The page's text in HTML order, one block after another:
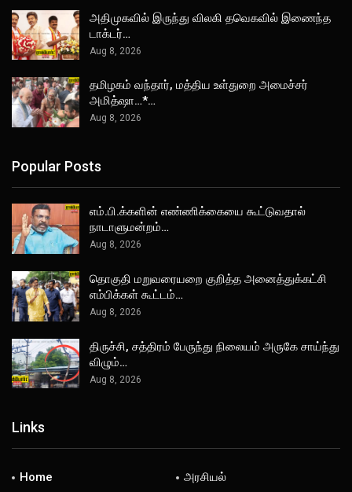
அதிமுகவில் இருந்து விலகி தவெகவில் இணைந்த
டாக்டர்…
Aug 8, 2026
தமிழகம் வந்தார், மத்திய உள்துறை அமைச்சர்
அமித்ஷா…*…
Aug 8, 2026
Popular Posts
எம்.பி.க்களின் எண்ணிக்கையை கூட்டுவதால்
நாடாளுமன்றம்…
Aug 8, 2026
தொகுதி மறுவரையறை குறித்த அனைத்துக்கட்சி
எம்பிக்கள் கூட்டம்…
Aug 8, 2026
திருச்சி, சத்திரம் பேருந்து நிலையம் அருகே சாய்ந்து
விழும்…
Aug 8, 2026
Links
Home அரசியல்